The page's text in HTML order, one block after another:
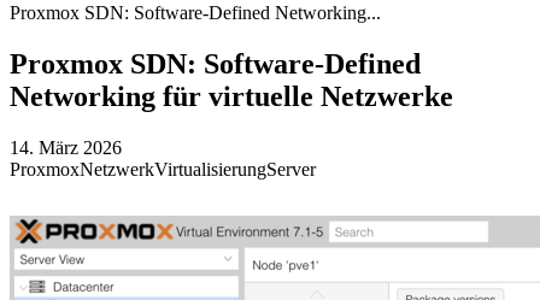
Proxmox SDN: Software-Defined Networking...
Proxmox SDN: Software-Defined
Networking für virtuelle Netzwerke
14. März 2026
ProxmoxNetzwerkVirtualisierungServer